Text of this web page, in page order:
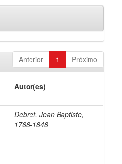
Anterior 1 Próximo
Autor(es)
Debret, Jean Baptiste,
1768-1848